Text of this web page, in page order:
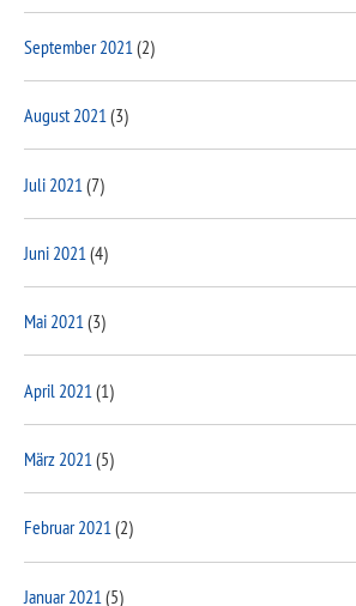
September 2021 (2)
August 2021(3)
Juli 2021 (7)
Juni 2021 (4)
Mai 2021(3)
April 2021 (1)
März 2021(5)
Februar 2021(2)
Januar 2021 (5)